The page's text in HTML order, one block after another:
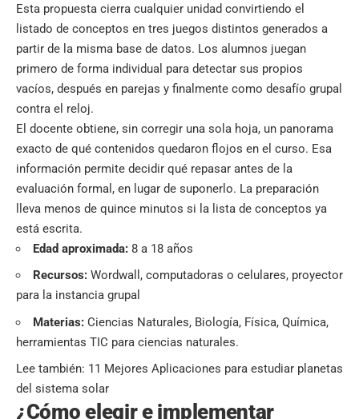
Esta propuesta cierra cualquier unidad convirtiendo el
listado de conceptos en tres juegos distintos generados a
partir de la misma base de datos. Los alumnos juegan
primero de forma individual para detectar sus propios
vacíos, después en parejas y finalmente como desafío grupal
contra el reloj.
El docente obtiene, sin corregir una sola hoja, un panorama
exacto de qué contenidos quedaron flojos en el curso. Esa
información permite decidir qué repasar antes de la
evaluación formal, en lugar de suponerlo. La preparación
lleva menos de quince minutos si la lista de conceptos ya
está escrita.
Edad aproximada: 8 a 18 años
Recursos: Wordwall, computadoras o celulares, proyector
para la instancia grupal
Materias: Ciencias Naturales, Biología, Física, Química,
herramientas TIC para ciencias naturales.
Lee también: 11 Mejores Aplicaciones para estudiar planetas
del sistema solar
¿Cómo elegir e implementar